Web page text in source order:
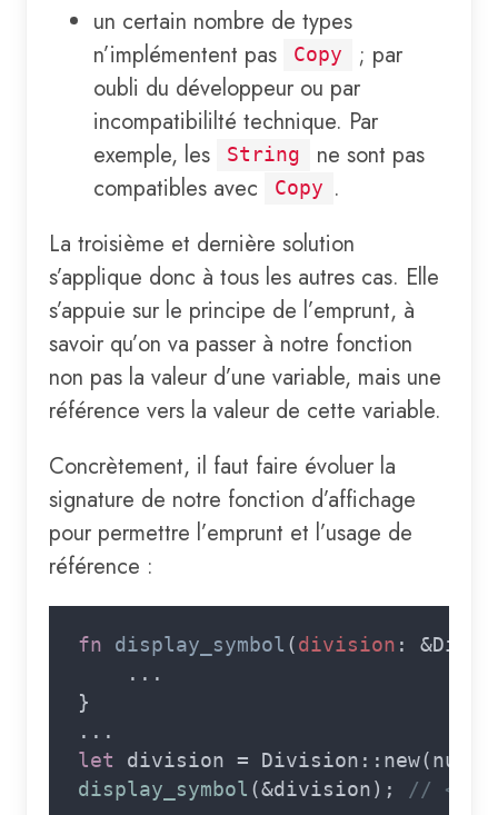
un certain nombre de types
n’implémentent pas
Copy
; par
oubli du développeur ou par
incompatibililté technique. Par
exemple, les
String
ne sont pas
compatibles avec
Copy .
La troisième et dernière solution
s’applique donc à tous les autres cas. Elle
s’appuie sur le principe de l’emprunt, à
savoir qu’on va passer à notre fonction
non pas la valeur d’une variable, mais une
référence vers la valeur de cette variable.
Concrètement, il faut faire évoluer la
signature de notre fonction d’affichage
pour permettre l’emprunt et l’usage de
référence :
fn display_symbol ( division :
let
division =
display_symbol (&division);